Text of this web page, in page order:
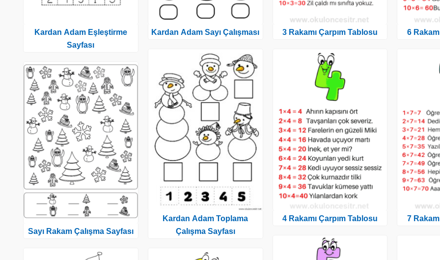
Kardan Adam Eşleştirme
Sayfası
Sayı Rakam Çalışma Sayfası
Kardan Adam Sayı Çalışması
Kardan Adam Toplama
Çalışma Sayfası
3 Rakamı Çarpım Tablosu
4 Rakamı Çarpım Tablosu
6
7